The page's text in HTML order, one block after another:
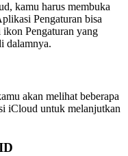
kamu harus membuka
Pengaturan bisa
Pengaturan yang
dalamnya.
akan melihat beberapa
iCloud untuk melanjutkan